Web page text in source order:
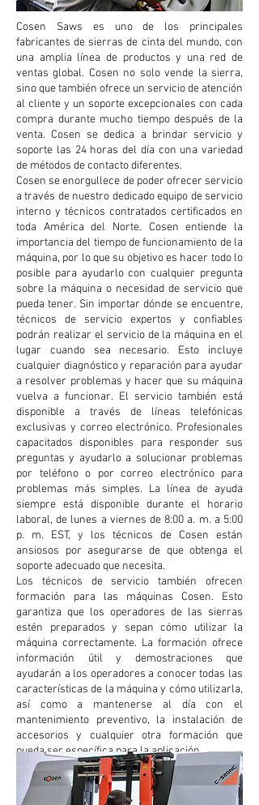
Cosen Saws es uno de los principales
fabricantes de sierras de cinta del mundo, con
una amplia línea de productos y una red de
ventas global. Cosen no solo vende la sierra,
sino que también ofrece un servicio de atención
al cliente y un soporte excepcionales con cada
compra durante mucho tiempo después de la
venta. Cosen se dedica a brindar servicio y
soporte las 24 horas del día con una variedad
de métodos de contacto diferentes.
Cosen se enorgullece de poder ofrecer servicio
a través de nuestro dedicado equipo de servicio
interno y técnicos contratados certificados en
toda América del Norte. Cosen entiende la
importancia del tiempo de funcionamiento de la
máquina, por lo que su objetivo es hacer todo lo
posible para ayudarlo con cualquier pregunta
sobre la máquina o necesidad de servicio que
pueda tener. Sin importar dónde se encuentre,
técnicos de servicio expertos y confiables
podrán realizar el servicio de la máquina en el
lugar cuando sea necesario. Esto incluye
cualquier diagnóstico y reparación para ayudar
a resolver problemas y hacer que su máquina
vuelva a funcionar. El servicio también está
disponible a través de líneas telefónicas
exclusivas y correo electrónico. Profesionales
capacitados disponibles para responder sus
preguntas y ayudarlo a solucionar problemas
por teléfono o por correo electrónico para
problemas más simples. La línea de ayuda
siempre está disponible durante el horario
laboral, de lunes a viernes de 8:00 a. m. a 5:00
p. m. EST, y los técnicos de Cosen están
ansiosos por asegurarse de que obtenga el
soporte adecuado que necesita.
Los técnicos de servicio también ofrecen
formación para las máquinas Cosen. Esto
garantiza que los operadores de las sierras
estén preparados y sepan cómo utilizar la
máquina correctamente. La formación ofrece
información útil y demostraciones que
ayudarán a los operadores a conocer todas las
características de la máquina y cómo utilizarla,
así como a mantenerse al día con el
mantenimiento preventivo, la instalación de
accesorios y cualquier otra formación que
pueda ser específica para la aplicación.